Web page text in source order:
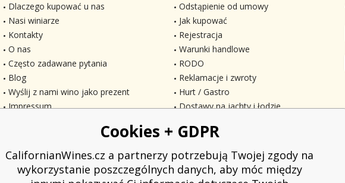
Dlaczego kupować u nas
Nasi winiarze
Kontakty
O nas
Często zadawane pytania
Blog
Wyślij z nami wino jako prezent
Impressum
Odstąpienie od umowy
Jak kupować
Rejestracja
Warunki handlowe
RODO
Reklamacje i zwroty
Hurt / Gastro
Dostawy na jachty i łodzie
Cookies + GDPR
CalifornianWines.cz a partnerzy potrzebują Twojej zgody na
wykorzystanie poszczególnych danych, aby móc między